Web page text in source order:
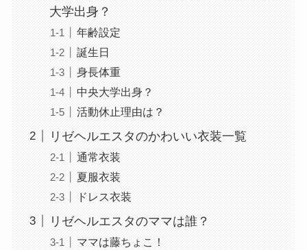
大学出身？
年齢設定
誕生日
身長体重
中央大学出身？
活動休止理由は？
リゼヘルエスタのかわいい衣装一覧
通常衣装
夏服衣装
ドレス衣装
リゼヘルエスタのママは誰？
ママは藤ちょこ！